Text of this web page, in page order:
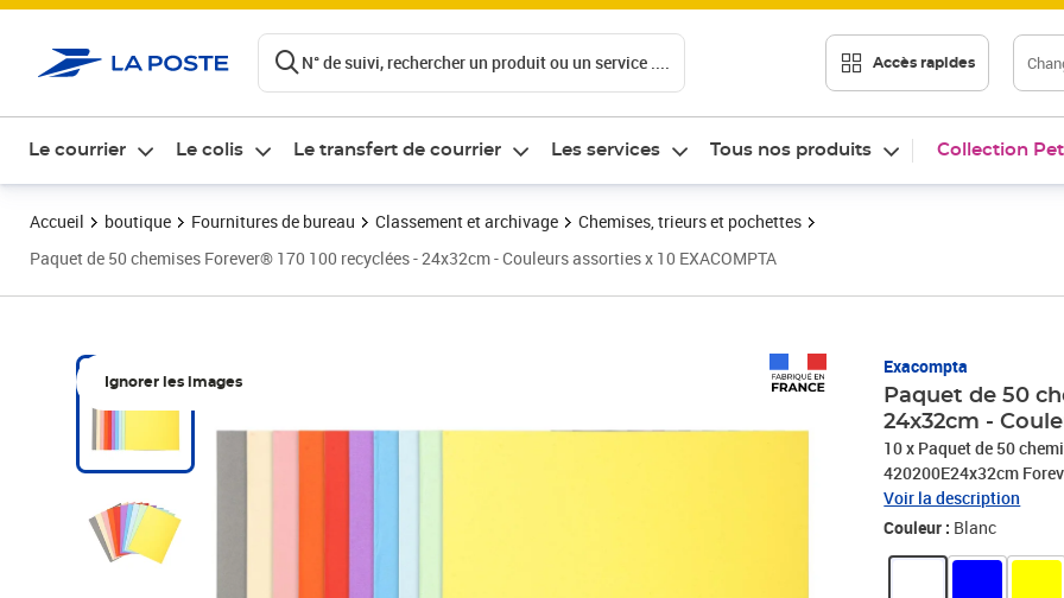
N° de suivi, rechercher un produit ou un service .... Accès rapides
Le courrier Le colis Le transfert de courrier Les services Tous nos produits Collection
Accueil boutique Fournitures de bureau Classement et archivage
Chemises, trieurs et pochettes
Paquet de 50 chemises Forever® 170 100 recyclées - 24x32cm - Couleurs assorties x 10 EXACOMPTA
Ignorer les images
Exacompta
Paquet de 50
24x32cm -
10 x Paquet de 50
420200E24x32cm
recyclés, certifés Ange
à identifier. Elles
Voir la description
Couleur : Blanc
Prix 66,55€